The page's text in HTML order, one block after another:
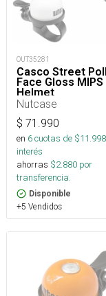
OUT35281
Casco Street
Face Gloss MIPS
Helmet
Nutcase
$ 71.990
en 6cuotas de $11.998
interés
ahorras $2.880 por
transferencia.
Disponible
+5 Vendidos